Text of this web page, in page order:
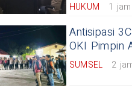
HUKUM 1 jam
Antisipasi
OKI Pimpin
SUMSEL 2